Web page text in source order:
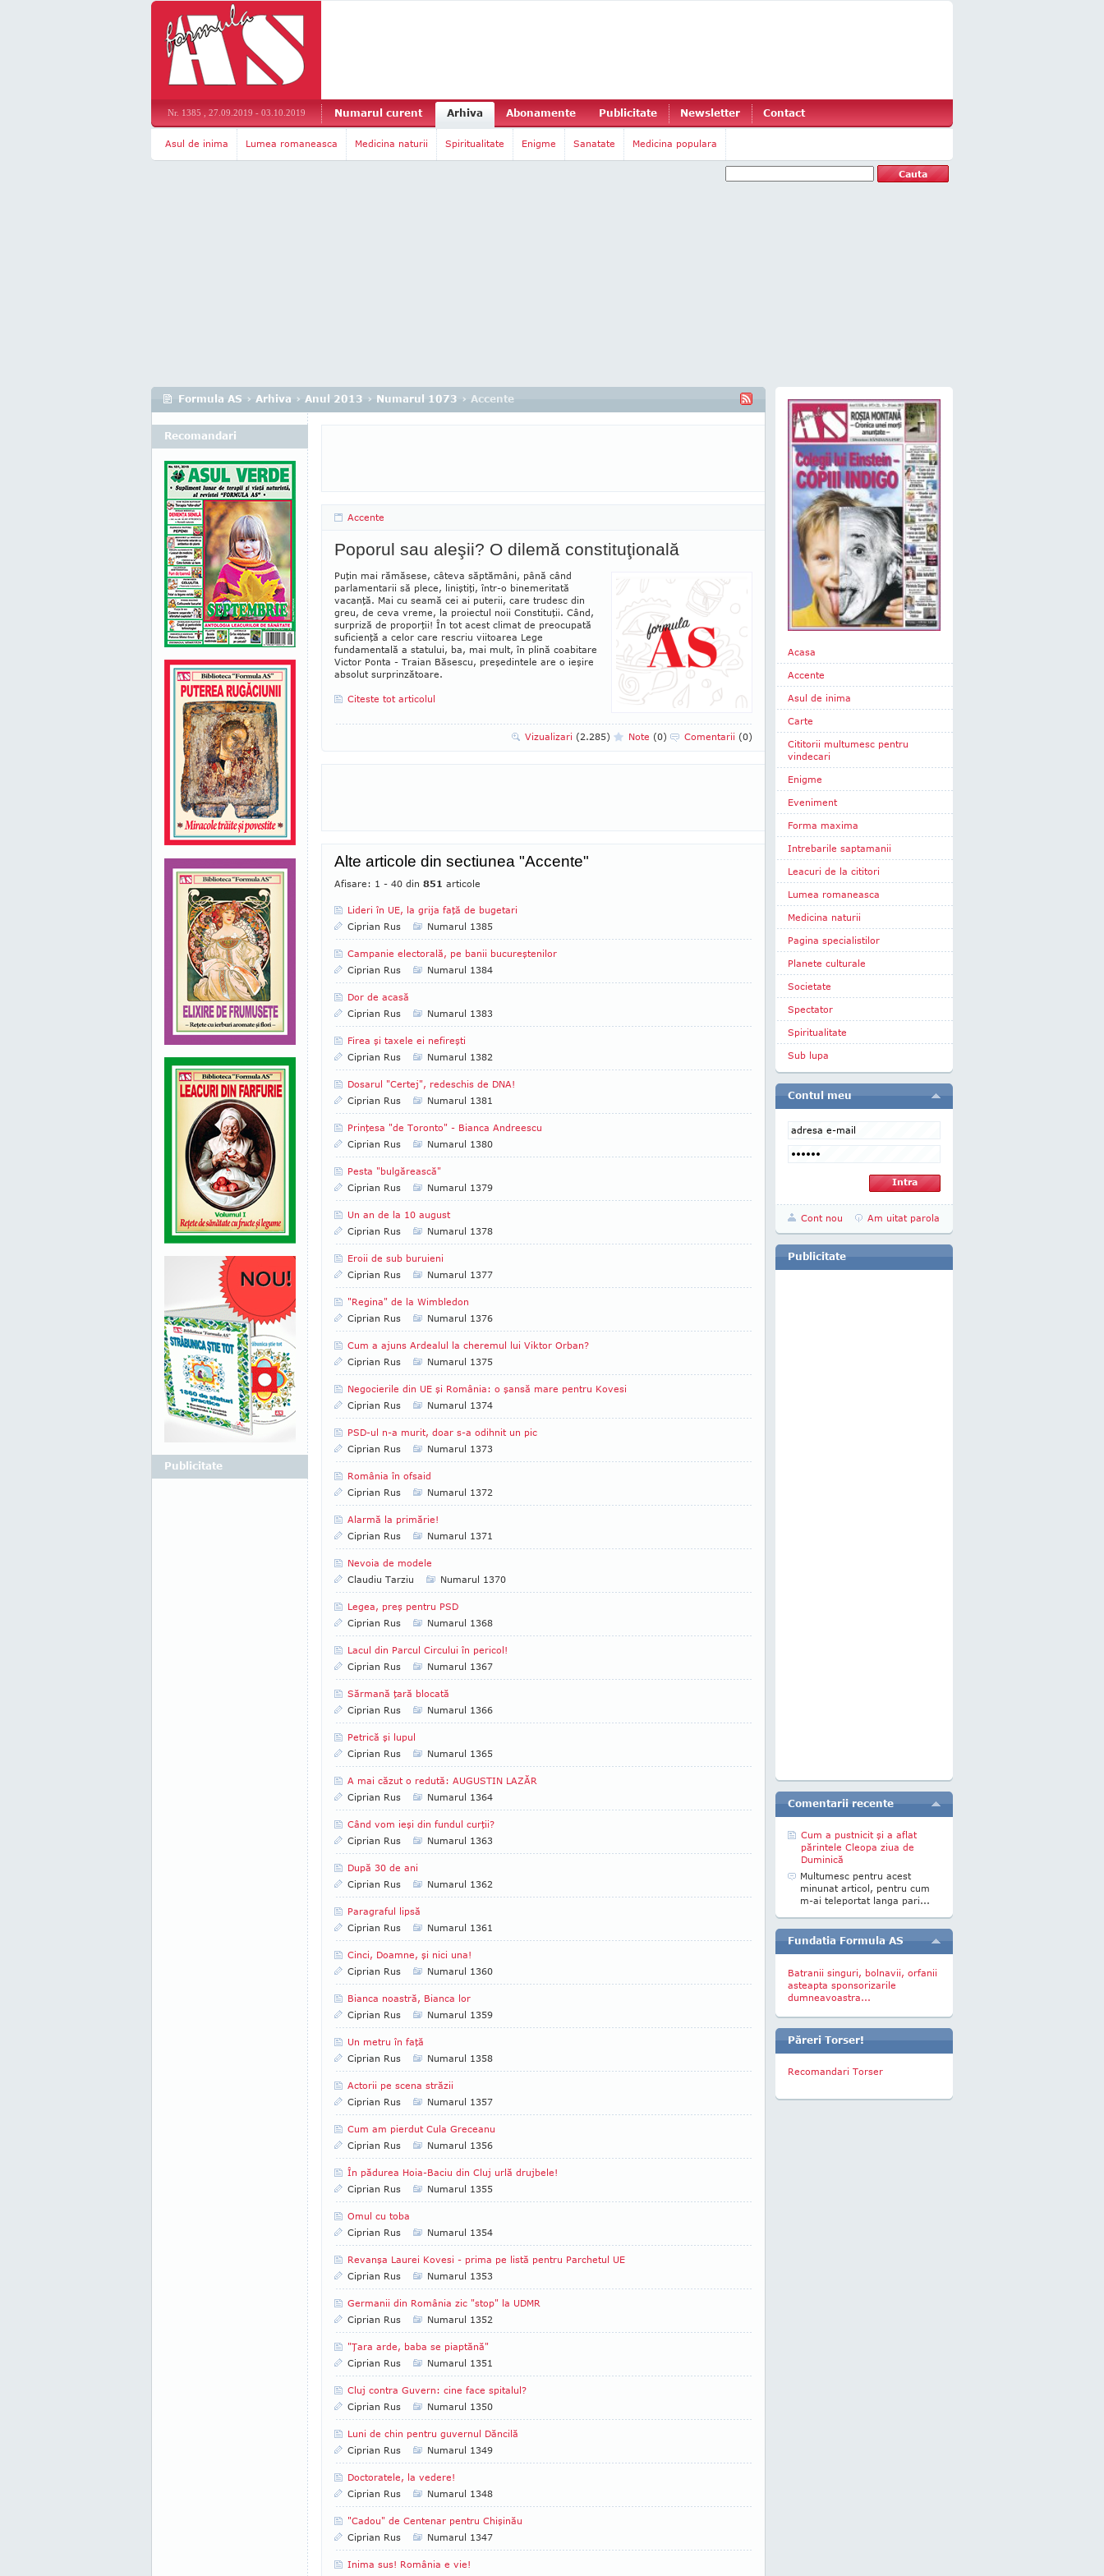
Nr. 1385 , 27.09.2019 - 03.10.2019 Numarul curent Arhiva Abonamente Publicitate Newsletter Contact
Asul de inima Lumea romaneasca Medicina naturii Spiritualitate Enigme Sanatate Medicina populara
Formula AS › Arhiva › Anul 2013 › Numarul 1073 › Accente
Accente
Poporul sau aleşii? O dilemă constituţională
Puţin mai rămăsese, câteva săptămâni, până când
parlamentarii să plece, li­niştiţi, într-o binemeritată
vacanţă. Mai cu seamă cei ai puterii, care trudesc din
greu, de ceva vreme, la proiectul noii Constituţii. Când,
surpriză de proporţii! În tot acest cli­mat de preocupată
suficienţă a celor care rescriu viitoarea Lege
fundamentală a sta­tului, ba, mai mult, în plină coabitare
Victor Ponta - Traian Băsescu, preşe­dintele are o ieşire
absolut surprin­zătoare.
Citeste tot articolul
Vizualizari (2.285) Note (0) Comentarii (0)
Alte articole din sectiunea "Accente"
Afisare: 1 - 40 din 851 articole
Lideri în UE, la grija faţă de bugetari
Ciprian Rus
Numarul 1385
Campanie electorală, pe banii bucureştenilor
Ciprian Rus
Numarul 1384
Dor de acasă
Ciprian Rus
Numarul 1383
Firea şi taxele ei nefireşti
Ciprian Rus
Numarul 1382
Dosarul "Certej", redeschis de DNA!
Ciprian Rus
Numarul 1381
Prinţesa "de Toronto" - Bianca Andreescu
Ciprian Rus
Numarul 1380
Pesta "bulgărească"
Ciprian Rus
Numarul 1379
Un an de la 10 august
Ciprian Rus
Numarul 1378
Eroii de sub buruieni
Ciprian Rus
Numarul 1377
"Regina" de la Wimbledon
Ciprian Rus
Numarul 1376
Cum a ajuns Ardealul la cheremul lui Viktor Orban?
Ciprian Rus
Numarul 1375
Negocierile din UE şi România: o şansă mare pentru Kovesi
Ciprian Rus
Numarul 1374
PSD-ul n-a murit, doar s-a odihnit un pic
Ciprian Rus
Numarul 1373
România în ofsaid
Ciprian Rus
Numarul 1372
Alarmă la primărie!
Ciprian Rus
Numarul 1371
Nevoia de modele
Claudiu Tarziu
Numarul 1370
Legea, preş pentru PSD
Ciprian Rus
Numarul 1368
Lacul din Parcul Circului în pericol!
Ciprian Rus
Numarul 1367
Sărmană ţară blocată
Ciprian Rus
Numarul 1366
Petrică şi lupul
Ciprian Rus
Numarul 1365
A mai căzut o redută: AUGUSTIN LAZĂR
Ciprian Rus
Numarul 1364
Când vom ieşi din fundul curţii?
Ciprian Rus
Numarul 1363
După 30 de ani
Ciprian Rus
Numarul 1362
Paragraful lipsă
Ciprian Rus
Numarul 1361
Cinci, Doamne, şi nici una!
Ciprian Rus
Numarul 1360
Bianca noastră, Bianca lor
Ciprian Rus
Numarul 1359
Un metru în faţă
Ciprian Rus
Numarul 1358
Actorii pe scena străzii
Ciprian Rus
Numarul 1357
Cum am pierdut Cula Greceanu
Ciprian Rus
Numarul 1356
În pădurea Hoia-Baciu din Cluj urlă drujbele!
Ciprian Rus
Numarul 1355
Omul cu toba
Ciprian Rus
Numarul 1354
Revanşa Laurei Kovesi - prima pe listă pentru Parchetul UE
Ciprian Rus
Numarul 1353
Germanii din România zic "stop" la UDMR
Ciprian Rus
Numarul 1352
"Ţara arde, baba se piaptănă"
Ciprian Rus
Numarul 1351
Cluj contra Guvern: cine face spitalul?
Ciprian Rus
Numarul 1350
Luni de chin pentru guvernul Dăncilă
Ciprian Rus
Numarul 1349
Doctoratele, la vedere!
Ciprian Rus
Numarul 1348
"Cadou" de Centenar pentru Chişinău
Ciprian Rus
Numarul 1347
Inima sus! România e vie!
Recomandari
Publicitate
Acasa
Accente
Asul de inima
Carte
Cititorii multumesc pentru
vindecari
Enigme
Eveniment
Forma maxima
Intrebarile saptamanii
Leacuri de la cititori
Lumea romaneasca
Medicina naturii
Pagina specialistilor
Planete culturale
Societate
Spectator
Spiritualitate
Sub lupa
Contul meu
Cont nou Am uitat parola
Publicitate
Comentarii recente
Cum a pustnicit şi a aflat
părintele Cleopa ziua de
Duminică
Multumesc pentru acest
minunat articol, pentru cum
m-ai teleportat langa pari...
Fundatia Formula AS
Batranii singuri, bolnavii, orfanii
asteapta sponsorizarile
dumneavoastra...
Păreri Torser!
Recomandari Torser